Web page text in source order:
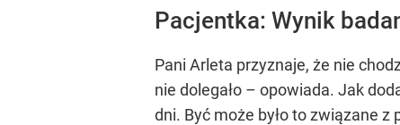
Pacjentka: Wynik
Pani Arleta przyznaje, że nie
nie dolegało – opowiada. Jak
dni. Być może było to związane